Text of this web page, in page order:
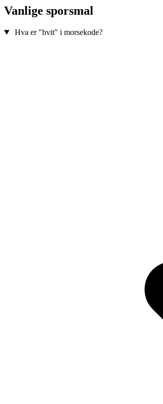
Vanlige sporsmal
Hva er "hvit" i morsekode?